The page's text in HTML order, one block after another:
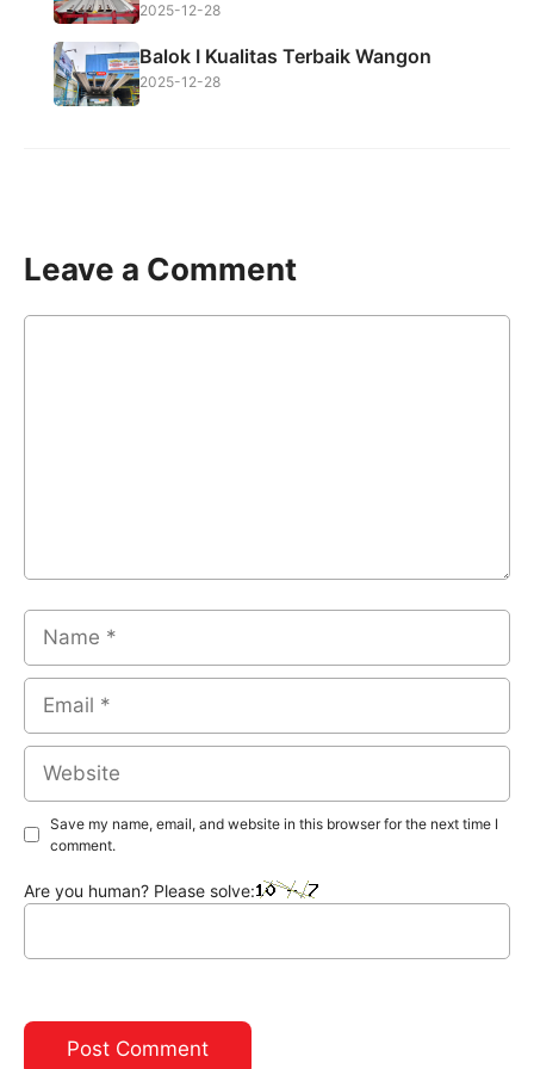
2025-12-28
Balok I Kualitas Terbaik Wangon
2025-12-28
Leave a Comment
Comment
Name
Email
Website
Save my name, email, and website in this browser for the next time I
comment.
Are you human? Please solve: